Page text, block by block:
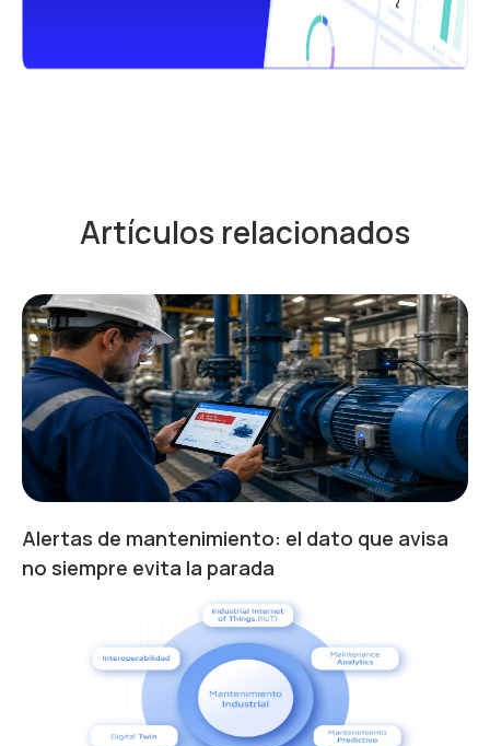
Artículos relacionados
Alertas de mantenimiento: el dato que avisa
no siempre evita la parada